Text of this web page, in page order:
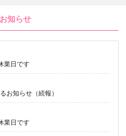
お知らせ
業日です
お知らせ（続報）
業日です